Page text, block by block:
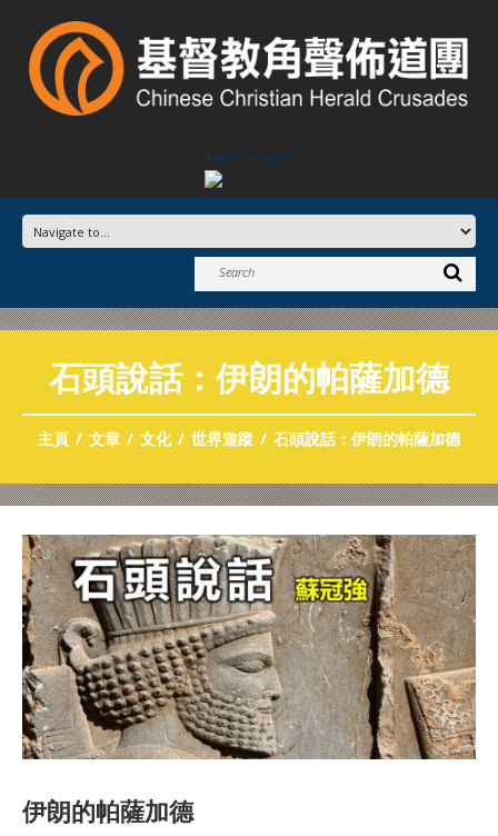
Advertisement
石頭說話：伊朗的帕薩加德
主頁 文章 文化 世界遊蹤 石頭說話：伊朗的帕薩加德
伊朗的帕薩加德